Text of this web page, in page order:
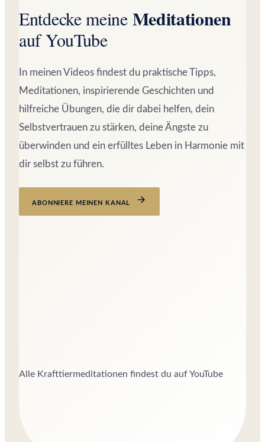
Entdecke meine Meditationen
auf YouTube
In meinen Videos findest du praktische Tipps,
Meditationen, inspirierende Geschichten und
hilfreiche Übungen, die dir dabei helfen, dein
Selbstvertrauen zu stärken, deine Ängste zu
überwinden und ein erfülltes Leben in Harmonie mit
dir selbst zu führen.
ABONNIERE MEINEN KANAL
Alle Krafttiermeditationen findest du auf YouTube